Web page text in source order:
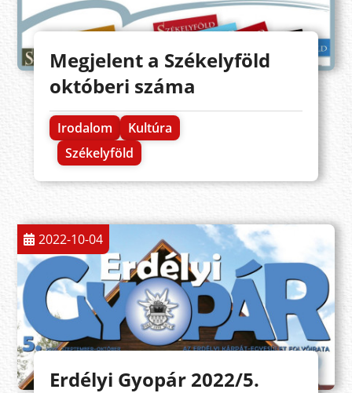
Megjelent a Székelyföld
októberi száma
Irodalom
Kultúra
Székelyföld
2022-10-04
Erdélyi Gyopár 2022/5.